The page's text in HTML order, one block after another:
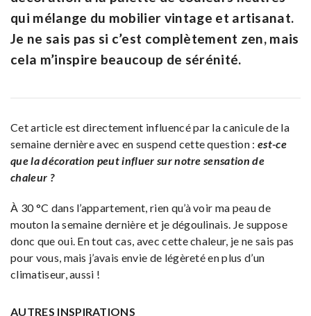
qui mélange du mobilier vintage et artisanat.
Je ne sais pas si c’est complètement zen, mais
cela m’inspire beaucoup de sérénité.
Cet article est directement influencé par la canicule de la
semaine dernière avec en suspend cette question :est-ce
que la décoration peut influer sur notre sensation de
chaleur ?
À 30 °C dans l’appartement, rien qu’à voir ma peau de
mouton la semaine dernière et je dégoulinais. Je suppose
donc que oui. En tout cas, avec cette chaleur, je ne sais pas
pour vous, mais j’avais envie de légèreté en plus d’un
climatiseur, aussi !
AUTRES INSPIRATIONS